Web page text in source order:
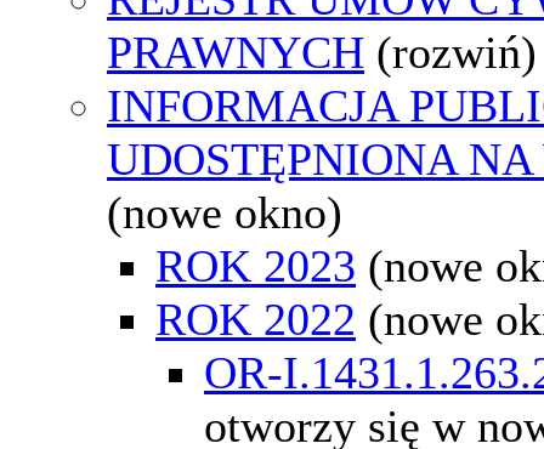
PRAWNYCH (rozwiń)
INFORMACJA
UDOSTĘPNIONA
(nowe okno)
ROK 2023 (nowe
ROK 2022 (nowe
OR-
otworzy się w